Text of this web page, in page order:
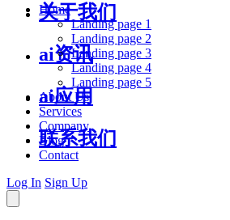
关于我们
ai资讯
ai应用
联系我们
Home
Landing page 1
Landing page 2
Landing page 3
Landing page 4
Landing page 5
About Us
Services
Company
Blog
Contact
Log In Sign Up